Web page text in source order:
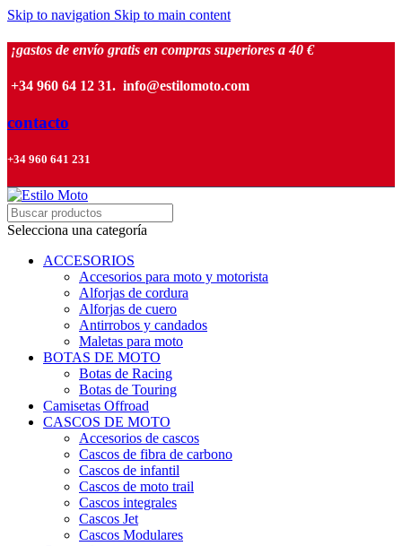
Skip to navigation Skip to main content
¡gastos de envío gratis en compras superiores a 40 €
+34 960 64 12 31. info@estilomoto.com
contacto
+34 960 641 231
Selecciona una categoría
ACCESORIOS
Accesorios para moto y motorista
Alforjas de cordura
Alforjas de cuero
Antirrobos y candados
Maletas para moto
BOTAS DE MOTO
Botas de Racing
Botas de Touring
Camisetas Offroad
CASCOS DE MOTO
Accesorios de cascos
Cascos de fibra de carbono
Cascos de infantil
Cascos de moto trail
Cascos integrales
Cascos Jet
Cascos Modulares